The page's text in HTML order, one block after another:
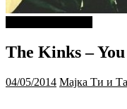
The Kinks –
04/05/2014 Мајка Ти и